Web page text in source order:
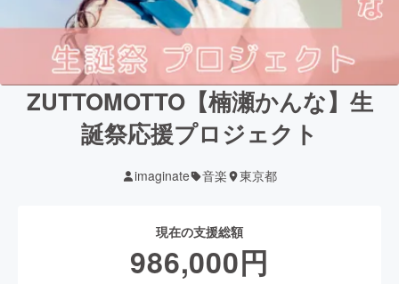
ZUTTOMOTTO【楠瀬かんな】生
誕祭応援プロジェクト
imaginate 音楽 東京都
現在の支援総額
986,000円